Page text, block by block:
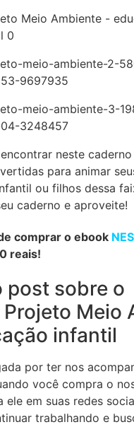
neste
para animar
ou filhos dessa
caderno e aproveite!
comprar o ebook
reais!
post sobre o
Projeto Meio
infantil
por ter nos
você compra o
ele em suas redes
trabalhando e